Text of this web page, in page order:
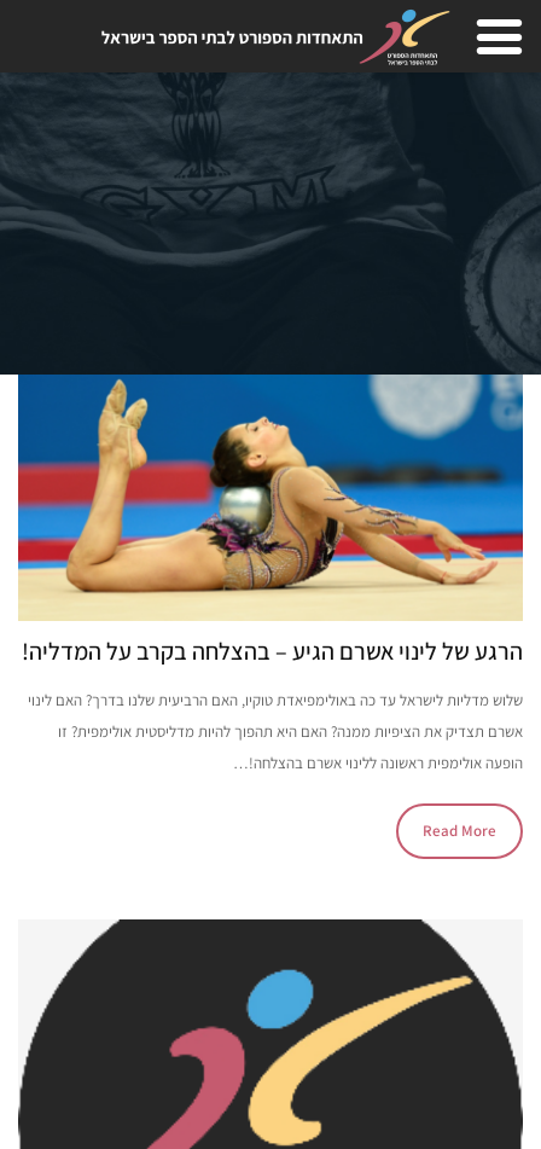
הרגע של לינוי אשרם הגיע – בהצלחה בקרב על המדליה!
שלוש מדליות לישראל עד כה באולימפיאדת טוקיו, האם הרביעית שלנו בדרך? האם לינוי
אשרם תצדיק את הציפיות ממנה? האם היא תהפוך להיות מדליסטית אולימפית? זו
הופעה אולימפית ראשונה ללינוי אשרם בהצלחה!…
Read More